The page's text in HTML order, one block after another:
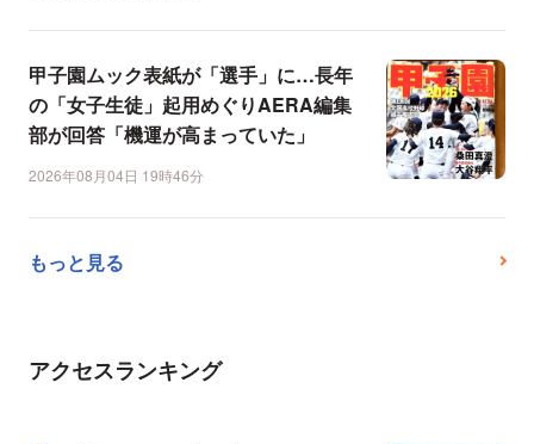
甲子園ムック表紙が「選手」に…長年
の「女子生徒」起用めぐりAERA編集
部が回答「機運が高まっていた」
2026年08月04日 19時46分
もっと見る
アクセスランキング